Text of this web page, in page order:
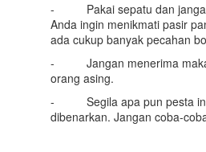
- Pakai sepatu dan jangan
Anda ingin menikmati pasir
ada cukup banyak pecahan
- Jangan menerima
orang asing.
- Segila apa pun pesta
dibenarkan. Jangan coba-